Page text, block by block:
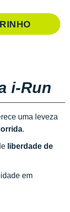
i-Run
uma leveza
.
liberdade de
em